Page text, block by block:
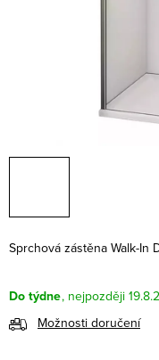
Sprchová zástěna Walk-In
Do týdne
Možnosti doručení